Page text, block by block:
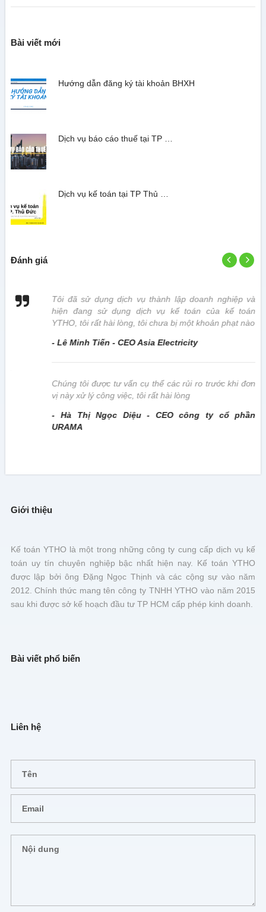
Bài viết mới
Hướng dẫn đăng ký tài khoản BHXH
Dịch vụ báo cáo thuế tại TP …
Dịch vụ kế toán tại TP Thủ …
Đánh giá
Tôi đã sử dụng dịch vụ thành lập doanh nghiệp và
hiện đang sử dụng dịch vụ kế toán của kế toán
YTHO, tôi rất hài lòng, tôi chưa bị một khoản phạt nào
- Lê Minh Tiến - CEO Asia Electricity
Chúng tôi được tư vấn cụ thể các rủi ro trước khi đơn
vị này xử lý công việc, tôi rất hài lòng
- Hà Thị Ngọc Diệu - CEO công ty cổ phần
URAMA
Giới thiệu
Kế toán YTHO là một trong những công ty cung cấp dịch vụ kế
toán uy tín chuyên nghiệp bậc nhất hiện nay. Kế toán YTHO
được lập bởi ông Đặng Ngọc Thịnh và các cộng sự vào năm
2012. Chính thức mang tên công ty TNHH YTHO vào năm 2015
sau khi được sở kế hoạch đầu tư TP HCM cấp phép kinh doanh.
Bài viết phổ biến
Liên hệ